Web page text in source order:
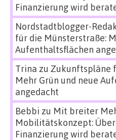
Finanzierung wird
Nordstadtblogger-
für die Münsterstraße:
Aufenthaltsflächen
Trina zu Zukunftspläne
Mehr Grün und neue
angedacht
Bebbi zu Mit breiter
Mobilitätskonzept:
Finanzierung wird